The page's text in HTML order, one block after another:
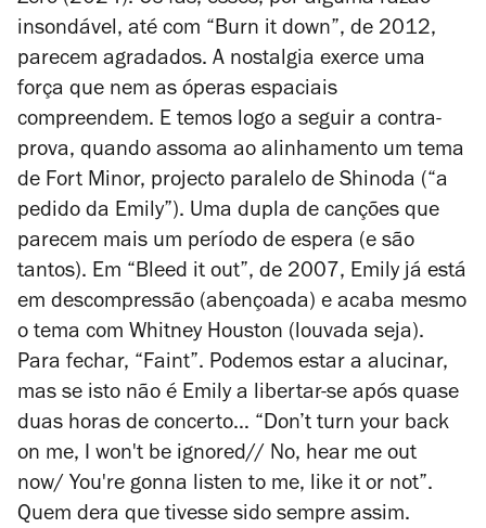
insondável, até com “Burn it down”, de 2012,
parecem agradados. A nostalgia exerce uma
força que nem as óperas espaciais
compreendem. E temos logo a seguir a contra-
prova, quando assoma ao alinhamento um tema
de Fort Minor, projecto paralelo de Shinoda (“a
pedido da Emily”). Uma dupla de canções que
parecem mais um período de espera (e são
tantos). Em “Bleed it out”, de 2007, Emily já está
em descompressão (abençoada) e acaba mesmo
o tema com Whitney Houston (louvada seja).
Para fechar, “Faint”. Podemos estar a alucinar,
mas se isto não é Emily a libertar-se após quase
duas horas de concerto… “Don’t turn your back
on me, I won't be ignored// No, hear me out
now/ You're gonna listen to me, like it or not”.
Quem dera que tivesse sido sempre assim.